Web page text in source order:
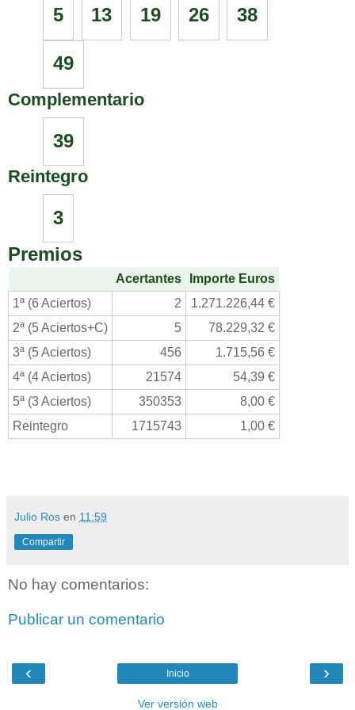
5
13 19 26 38
49
Complementario
39
Reintegro
3
Premios
Acertantes
Importe Euros
1ª (6 Aciertos)
2
1.271.226,44 €
2ª (5 Aciertos+C)
5
78.229,32 €
3ª (5 Aciertos)
456
1.715,56 €
4ª (4 Aciertos)
21574
54,39 €
5ª (3 Aciertos)
350353
8,00 €
Reintegro
1715743 1,00 €
Julio Ros en 11:59
Compartir
No hay comentarios:
Publicar un comentario
‹ ›
Inicio
Ver versión web